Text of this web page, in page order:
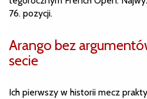
76. pozycji.
Arango bez
secie
Ich pierwszy w historii mecz